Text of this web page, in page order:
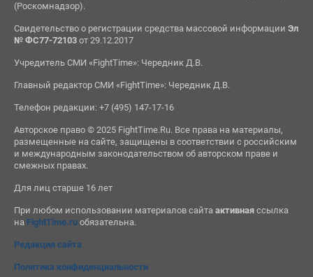
(Роскомнадзор).
Свидетельство о регистрации средства массовой информации Эл
№ ФС77-72103от 29.12.2017
Учредитель СМИ «FightTime»: Чередник Д.В.
Главный редактор СМИ «FightTime»: Чередник Д.В.
Телефон редакции: +7 (495) 147-17-16
Авторское право © 2025 FightTime.Ru. Все права на материалы,
размещенные на сайте, защищены в соответствии с российским
и международным законодательством об авторском праве и
смежных правах.
Для лиц старше 16 лет
При любом использовании материалов сайта активнаяссылка
на FightTime.ruобязательна.
Редакция сайта
Политика конфиденциальности